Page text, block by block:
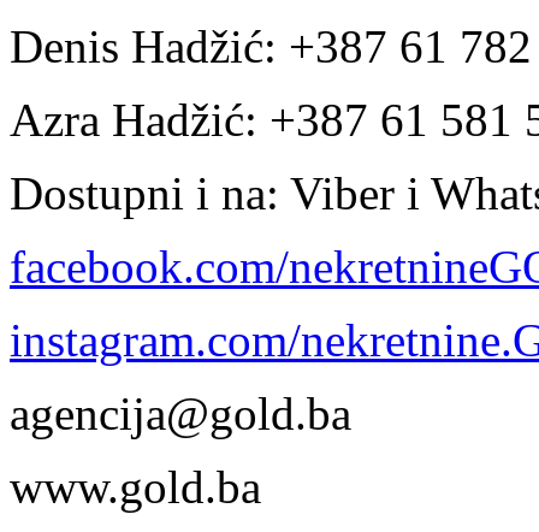
Denis Hadžić: +387 61
Azra Hadžić: +387 61 581
Dostupni i na: Viber i
facebook.com/
instagram.com/
agencija@gold.ba
www.gold.ba